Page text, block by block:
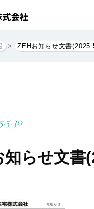
> ZEHお知らせ文書
知らせ文書